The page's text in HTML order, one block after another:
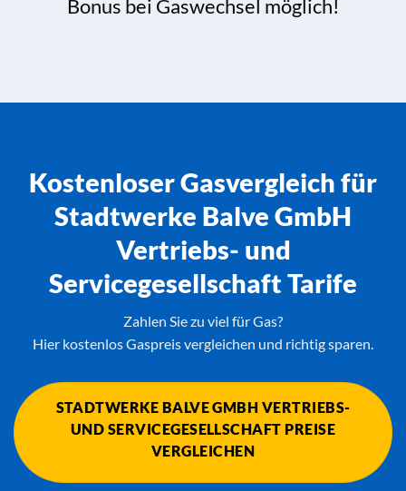
Bonus bei Gaswechsel möglich!
Kostenloser Gasvergleich für
Stadtwerke Balve GmbH
Vertriebs- und
Servicegesellschaft Tarife
Zahlen Sie zu viel für Gas?
Hier kostenlos Gaspreis vergleichen und richtig sparen.
STADTWERKE BALVE GMBH VERTRIEBS-
UND SERVICEGESELLSCHAFT PREISE
VERGLEICHEN